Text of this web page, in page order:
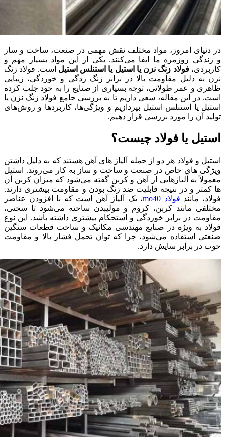
در دنیای امروز، مواد مختلف نقش مهمی در صنعت، ساخت و ساز
و زندگی روزمره ما ایفا می‌کنند. یکی از این مواد بسیار مهم و
کاربردی، فولاد زنگ نزن یا استیل یا استنلس استیل است. فولاد زنگ
نزن به دلیل مقاومت بالا در برابر زنگ زدگی و خوردگی، زیبایی
ظاهری و عمر طولانی، توجه بسیاری از صنایع را به خود جلب کرده
است. در این مقاله، سعی داریم تا به بررسی جامع فولاد زنگ نزن یا
استیل یا استنلس استیل بپردازیم و ویژگی‌ها، کاربردها و روش‌های
تولید آن را مورد بررسی قرار دهیم.
استیل یا فولاد چیست؟
استیل و فولاد هر دو از جمله آلیاژ های آهن هستند که به دلیل داشتن
ویژگی‌ های خاص در صنعت و ساخت‌ و ساز به‌ کار می‌روند. استیل
معمولاً به آلیاژهایی از آهن و کربن گفته می‌شود که میزان کربن آن‌
ها کمتر و در نتیجه قابلیت ضد زنگ بودن و مقاومت بیشتری دارند.
فولاد، مانند فولاد mo40
، یک آلیاژ آهن است که با افزودن عناصر
مختلفی مانند کربن، کروم و مولیبدن ساخته می‌شود تا سختی،
مقاومت در برابر خوردگی و استحکام بیشتری داشته باشد. این نوع
فولاد به‌ ویژه در صنایع مهندسی مکانیک و ساخت قطعات سنگین
صنعتی استفاده می‌شود، چرا که توان تحمل فشار بالا و مقاومت
خوب در برابر سایش دارد.